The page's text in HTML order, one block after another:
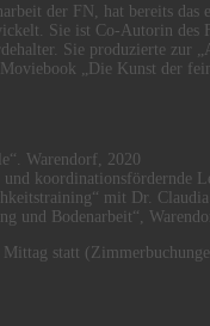
der FN, hat bereits das
Sie ist Co-Autorin des
Sie produzierte zur
„Die Kunst der
Warendorf, 2020
und koordinationsfördernde
mit Dr.
und Bodenarbeit“,
statt